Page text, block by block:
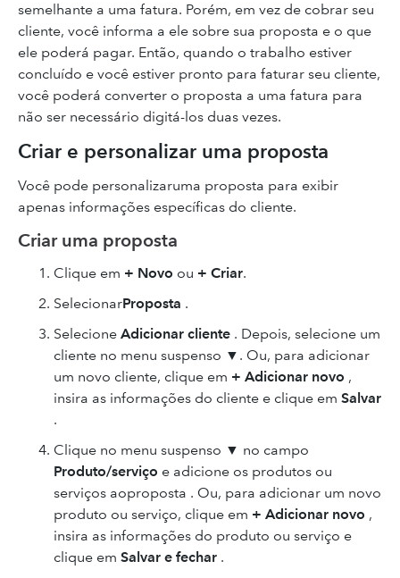
semelhante a uma fatura. Porém, em vez de cobrar seu
cliente, você informa a ele sobre sua proposta e o que
ele poderá pagar. Então, quando o trabalho estiver
concluído e você estiver pronto para faturar seu cliente,
você poderá converter o proposta a uma fatura para
não ser necessário digitá-los duas vezes.
Criar e personalizar uma proposta
Você pode personalizaruma proposta para exibir
apenas informações específicas do cliente.
Criar uma proposta
Clique em + Novo ou + Criar.
SelecionarProposta .
Selecione Adicionar cliente . Depois, selecione um
cliente no menu suspenso ▼. Ou, para adicionar
um novo cliente, clique em + Adicionar novo ,
insira as informações do cliente e clique em Salvar
.
Clique no menu suspenso ▼ no campo
Produto/serviço e adicione os produtos ou
serviços aoproposta . Ou, para adicionar um novo
produto ou serviço, clique em + Adicionar novo ,
insira as informações do produto ou serviço e
clique em Salvar e fechar .